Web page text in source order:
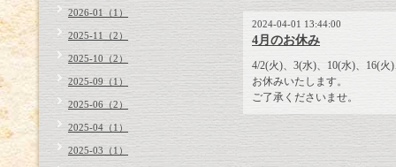
2024-04-01 13:44:00
4月のお休み
4/2(火)、3(水)、10(水)、16(火
お休みいたします。
ご了承くださいませ。
2026-01（1）
2025-11（2）
2025-10（2）
2025-09（1）
2025-06（2）
2025-04（1）
2025-03（1）